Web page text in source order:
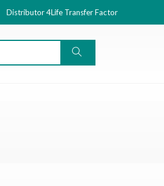
Distributor 4Life Transfer Factor